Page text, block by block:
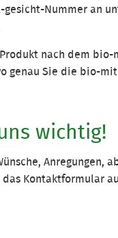
Nummer an
nach dem
genau Sie die bio-
wichtig!
Anregungen,
Kontaktformular